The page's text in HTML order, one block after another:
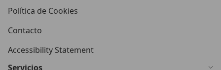
Política de Cookies
Contacto
Accessibility Statement
Servicios